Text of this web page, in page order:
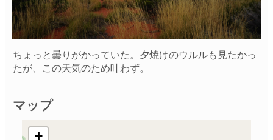
ちょっと曇りがかっていた。夕焼けのウルルも見たかっ
たが、この天気のため叶わず。
マップ
+